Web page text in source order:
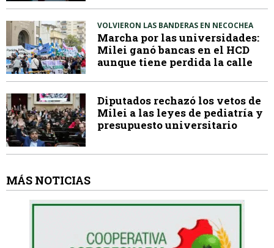
VOLVIERON LAS BANDERAS EN NECOCHEA
Marcha por las universidades:
Milei ganó bancas en el HCD
aunque tiene perdida la calle
Diputados rechazó los vetos de
Milei a las leyes de pediatría y
presupuesto universitario
MÁS NOTICIAS